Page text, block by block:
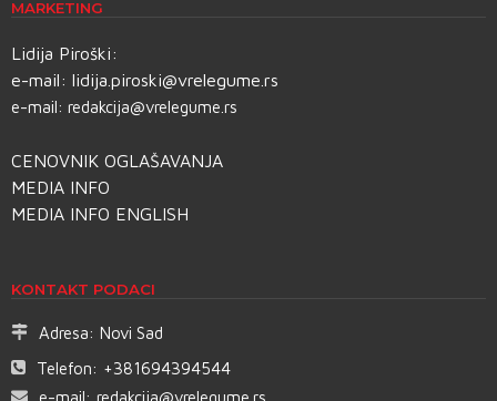
MARKETING
Lidija Piroški:
e-mail: lidija.piroski@vrelegume.rs
e-mail: redakcija@vrelegume.rs
CENOVNIK OGLAŠAVANJA
MEDIA INFO
MEDIA INFO ENGLISH
KONTAKT PODACI
Adresa: Novi Sad
Telefon: +381694394544
e-mail: redakcija@vrelegume.rs